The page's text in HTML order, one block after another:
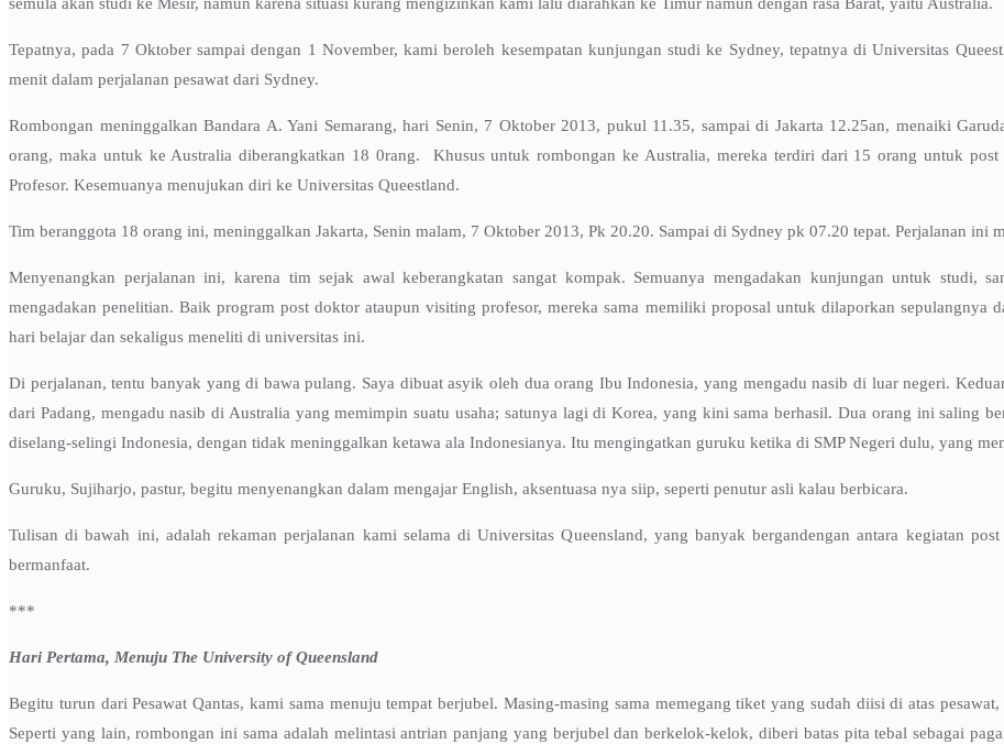
Tepatnya, pada 7 Oktober sampai dengan 1 November, kami beroleh kesempatan kunjungan studi ke Sydney, tepatnya di Universitas
menit dalam perjalanan pesawat dari Sydney.
Rombongan meninggalkan Bandara A. Yani Semarang, hari Senin, 7 Oktober 2013, pukul 11.35, sampai di Jakarta 12.25an, menaiki
orang, maka untuk ke Australia diberangkatkan 18 0rang. Khusus untuk rombongan ke Australia, mereka terdiri dari 15 orang untuk
Profesor. Kesemuanya menujukan diri ke Universitas Queestland.
Tim beranggota 18 orang ini, meninggalkan Jakarta, Senin malam, 7 Oktober 2013, Pk 20.20. Sampai di Sydney pk 07.20 tepat. Perjalanan ini
Menyenangkan perjalanan ini, karena tim sejak awal keberangkatan sangat kompak. Semuanya mengadakan kunjungan untuk studi,
mengadakan penelitian. Baik program post doktor ataupun visiting profesor, mereka sama memiliki proposal untuk dilaporkan sepulangnya
hari belajar dan sekaligus meneliti di universitas ini.
Di perjalanan, tentu banyak yang di bawa pulang. Saya dibuat asyik oleh dua orang Ibu Indonesia, yang mengadu nasib di luar negeri.
dari Padang, mengadu nasib di Australia yang memimpin suatu usaha; satunya lagi di Korea, yang kini sama berhasil. Dua orang ini saling
diselang-selingi Indonesia, dengan tidak meninggalkan ketawa ala Indonesianya. Itu mengingatkan guruku ketika di SMP Negeri dulu, yang
Guruku, Sujiharjo, pastur, begitu menyenangkan dalam mengajar English, aksentuasa nya siip, seperti penutur asli kalau berbicara.
Tulisan di bawah ini, adalah rekaman perjalanan kami selama di Universitas Queensland, yang banyak bergandengan antara kegiatan
bermanfaat.
***
Hari Pertama, Menuju The University of Queensland
Begitu turun dari Pesawat Qantas, kami sama menuju tempat berjubel. Masing-masing sama memegang tiket yang sudah diisi di atas
Seperti yang lain, rombongan ini sama adalah melintasi antrian panjang yang berjubel dan berkelok-kelok, diberi batas pita tebal sebagai